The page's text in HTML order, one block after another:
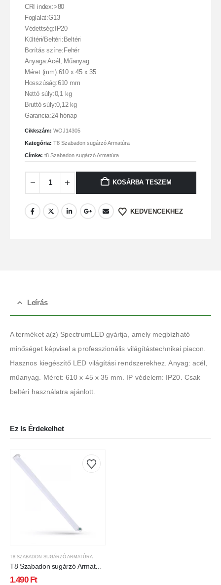
CRI index:>80
Foglalat:G13
Védettség:IP20
Kültéri/Beltéri:Beltéri
Borítás színe:Fehér
Anyaga:Acél, Műanyag
Méret (mm):610 x 45 x 35
Hosszúság:610 mm
Nettó súly:0,1 kg
Bruttó súly:0,12 kg
Garancia:24 hónap
Cikkszám: WOJ14305
Kategória: T8 Szabadon sugárzó Armatúra
Címke: t8 Szabadon sugárzó Armatúra
KOSÁRBA TESZEM
KEDVENCEKHEZ
Leírás
A terméket a(z) SpectrumLED gyártja, amely megbízható
minőséget képvisel a professzionális világítástechnikai piacon.
Hasznos kiegészítő LED világítási rendszerekhez. Anyag: acél,
műanyag. Méret: 610 x 45 x 35 mm. IP védelem: IP20. Csak
beltéri használatra ajánlott.
Ez Is Érdekelhet
T8 SZABADON SUGÁRZÓ ARMATÚRA
T8 Szabadon sugárzó Armatúra
Fénycső 1200mm
1.490 Ft